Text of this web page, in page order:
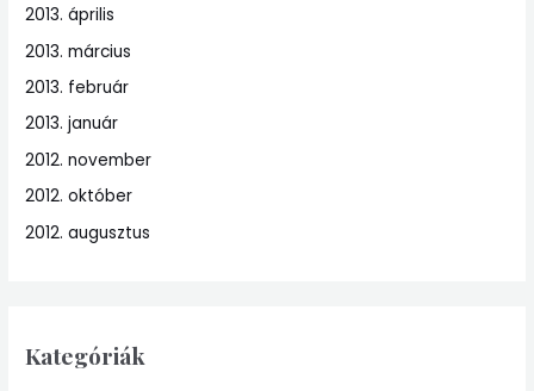
2013. április
2013. március
2013. február
2013. január
2012. november
2012. október
2012. augusztus
Kategóriák